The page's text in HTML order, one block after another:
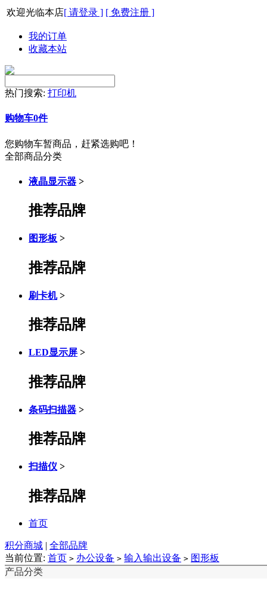
欢迎光临本店[ 请登录 ] [ 免费注册 ]
我的订单
收藏本站
热门搜索: 打印机
购物车0件
您购物车暂商品，赶紧选购吧！
全部商品分类
液晶显示器 >
推荐品牌
图形板 >
推荐品牌
刷卡机 >
推荐品牌
LED显示屏 >
推荐品牌
条码扫描器 >
推荐品牌
扫描仪 >
推荐品牌
首页
积分商城 | 全部品牌
当前位置: 首页 > 办公设备 > 输入输出设备 > 图形板
产品分类